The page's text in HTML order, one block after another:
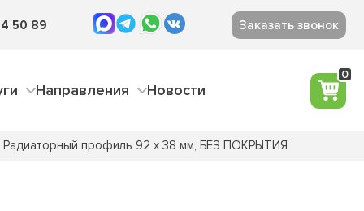
50 89 Заказать звонок
Направления Новости
0
Радиаторный профиль 92 х 38 мм, БЕЗ ПОКРЫТИЯ